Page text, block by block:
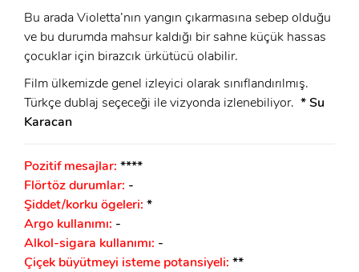
Bu arada Violetta’nın yangın çıkarmasına sebep olduğu
ve bu durumda mahsur kaldığı bir sahne küçük hassas
çocuklar için birazcık ürkütücü olabilir.
Film ülkemizde genel izleyici olarak sınıflandırılmış.
Türkçe dublaj seçeceği ile vizyonda izlenebiliyor. * Su
Karacan
Pozitif mesajlar: ****
Flörtöz durumlar: -
Şiddet/korku ögeleri: *
Argo kullanımı: -
Alkol-sigara kullanımı: -
Çiçek büyütmeyi isteme potansiyeli: **